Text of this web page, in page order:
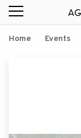
Home Events